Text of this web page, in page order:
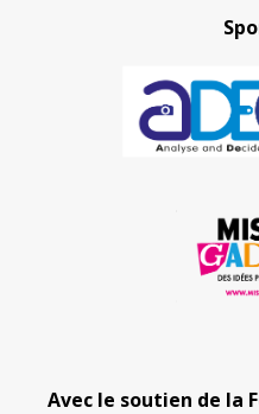
Avec le soutien de la